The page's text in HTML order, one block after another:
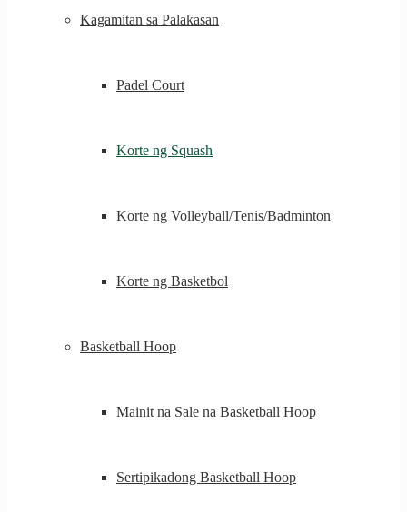
Kagamitan sa Palakasan
Padel Court
Korte ng Squash
Korte ng Volleyball/Tenis/Badminton
Korte ng Basketbol
Basketball Hoop
Mainit na Sale na Basketball Hoop
Sertipikadong Basketball Hoop